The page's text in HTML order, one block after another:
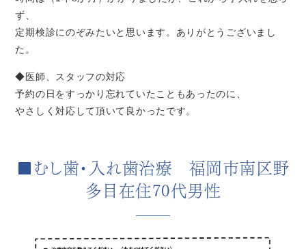
ず、
定期検診にのぞみたいと思います。ありがとうございまし
た。
◆医師、スタッフの対応
予約の日をすっかり忘れていたこともあったのに、
やさしく対応して頂いて良かったです。
■むし歯・入れ歯治療 福岡市南区野
多目在住70代男性